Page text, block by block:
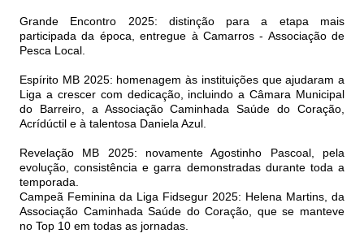
Grande Encontro 2025: distinção para a etapa mais
participada da época, entregue à Camarros - Associação de
Pesca Local.
Espírito MB 2025: homenagem às instituições que ajudaram a
Liga a crescer com dedicação, incluindo a Câmara Municipal
do Barreiro, a Associação Caminhada Saúde do Coração,
Acrídúctil e à talentosa Daniela Azul.
Revelação MB 2025: novamente Agostinho Pascoal, pela
evolução, consistência e garra demonstradas durante toda a
temporada.
Campeã Feminina da Liga Fidsegur 2025: Helena Martins, da
Associação Caminhada Saúde do Coração, que se manteve
no Top 10 em todas as jornadas.